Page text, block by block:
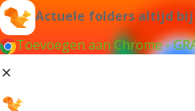
Actuele folders altijd bij
Toevoegen aan Chrome -